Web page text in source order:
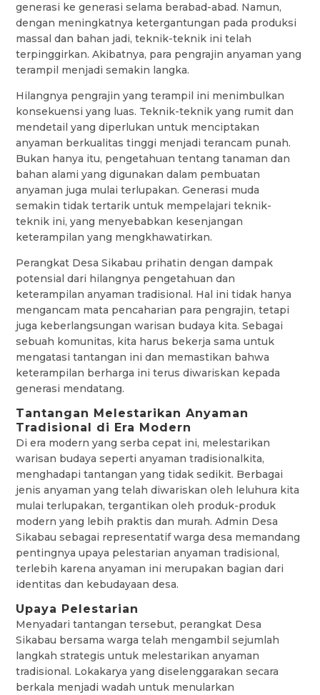
generasi ke generasi selama berabad-abad. Namun,
dengan meningkatnya ketergantungan pada produksi
massal dan bahan jadi, teknik-teknik ini telah
terpinggirkan. Akibatnya, para pengrajin anyaman yang
terampil menjadi semakin langka.
Hilangnya pengrajin yang terampil ini menimbulkan
konsekuensi yang luas. Teknik-teknik yang rumit dan
mendetail yang diperlukan untuk menciptakan
anyaman berkualitas tinggi menjadi terancam punah.
Bukan hanya itu, pengetahuan tentang tanaman dan
bahan alami yang digunakan dalam pembuatan
anyaman juga mulai terlupakan. Generasi muda
semakin tidak tertarik untuk mempelajari teknik-
teknik ini, yang menyebabkan kesenjangan
keterampilan yang mengkhawatirkan.
Perangkat Desa Sikabau prihatin dengan dampak
potensial dari hilangnya pengetahuan dan
keterampilan anyaman tradisional. Hal ini tidak hanya
mengancam mata pencaharian para pengrajin, tetapi
juga keberlangsungan warisan budaya kita. Sebagai
sebuah komunitas, kita harus bekerja sama untuk
mengatasi tantangan ini dan memastikan bahwa
keterampilan berharga ini terus diwariskan kepada
generasi mendatang.
Tantangan Melestarikan Anyaman
Tradisional di Era Modern
Di era modern yang serba cepat ini, melestarikan
warisan budaya seperti anyaman tradisionalkita,
menghadapi tantangan yang tidak sedikit. Berbagai
jenis anyaman yang telah diwariskan oleh leluhura kita
mulai terlupakan, tergantikan oleh produk-produk
modern yang lebih praktis dan murah. Admin Desa
Sikabau sebagai representatif warga desa memandang
pentingnya upaya pelestarian anyaman tradisional,
terlebih karena anyaman ini merupakan bagian dari
identitas dan kebudayaan desa.
Upaya Pelestarian
Menyadari tantangan tersebut, perangkat Desa
Sikabau bersama warga telah mengambil sejumlah
langkah strategis untuk melestarikan anyaman
tradisional. Lokakarya yang diselenggarakan secara
berkala menjadi wadah untuk menularkan